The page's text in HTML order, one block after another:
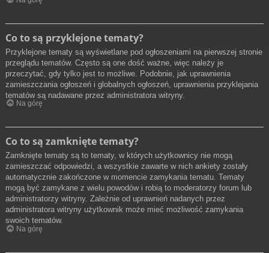
Co to są przyklejone tematy?
Przyklejone tematy są wyświetlane pod ogłoszeniami na pierwszej stronie
przeglądu tematów. Często są one dość ważne, więc należy je
przeczytać, gdy tylko jest to możliwe. Podobnie, jak uprawnienia
zamieszczania ogłoszeń i globalnych ogłoszeń, uprawnienia przyklejania
tematów są nadawane przez administratora witryny.
Na górę
Co to są zamknięte tematy?
Zamknięte tematy są to tematy, w których użytkownicy nie mogą
zamieszczać odpowiedzi, a wszystkie zawarte w nich ankiety zostały
automatycznie zakończone w momencie zamykania tematu. Tematy
mogą być zamykane z wielu powodów i robią to moderatorzy forum lub
administratorzy witryny. Zależnie od uprawnień nadanych przez
administratora witryny użytkownik może mieć możliwość zamykania
swoich tematów.
Na górę